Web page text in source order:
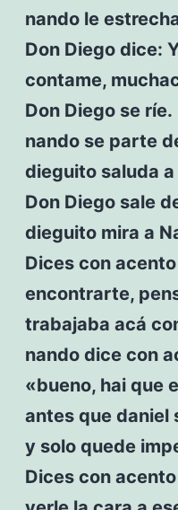
nando le
Don Diego dice:
contame,
Don Diego se ríe.
nando se parte
dieguito saluda
Don Diego sale
dieguito mira a
Dices con
encontrarte,
trabajaba acá
nando dice con
«bueno, hai que
antes que daniel
y solo quede
Dices con